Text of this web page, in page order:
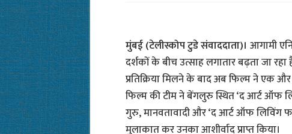
मुंबई (टेलीस्कोप टुडे संवाददाता)। आगामी
दर्शकों के बीच उत्साह लगातार बढ़ता जा
प्रतिक्रिया मिलने के बाद अब फिल्म ने एक
फिल्म की टीम ने बेंगलुरु स्थित ‘द आर्ट ऑफ
गुरु, मानवतावादी और ‘द आर्ट ऑफ लिविंग
मुलाकात कर उनका आशीर्वाद प्राप्त किया।